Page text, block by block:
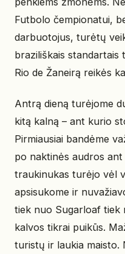
Futbolo čempionatui,
darbuotojus, turėtų
braziliškais standartais
Rio de Žaneirą reikės
Antrą dieną turėjome
kitą kalną – ant kurio
Pirmiausiai bandėme
po naktinės audros
traukinukas turėjo vėl
apsisukome ir
tiek nuo Sugarloaf tiek
kalvos tikrai puikūs.
turistų ir laukia maisto.